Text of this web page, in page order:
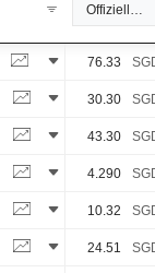
Offizieller
76.33
30.30
43.30
4.290
10.32
24.51